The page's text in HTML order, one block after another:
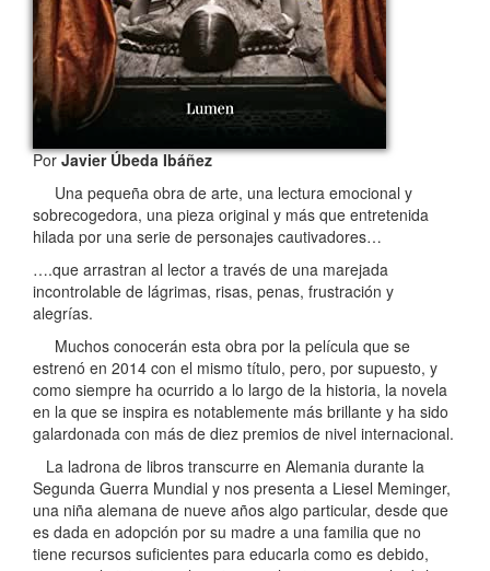
PorJavier Úbeda Ibáñez
Una pequeña obra de arte, una lectura emocional y
sobrecogedora, una pieza original y más que entretenida
hilada por una serie de personajes cautivadores…
….que arrastran al lector a través de una marejada
incontrolable de lágrimas, risas, penas, frustración y
alegrías.
Muchos conocerán esta obra por la película que se
estrenó en 2014 con el mismo título, pero, por supuesto, y
como siempre ha ocurrido a lo largo de la historia, la novela
en la que se inspira es notablemente más brillante y ha sido
galardonada con más de diez premios de nivel internacional.
La ladrona de libros transcurre en Alemania durante la
Segunda Guerra Mundial y nos presenta a Liesel Meminger,
una niña alemana de nueve años algo particular, desde que
es dada en adopción por su madre a una familia que no
tiene recursos suficientes para educarla como es debido,